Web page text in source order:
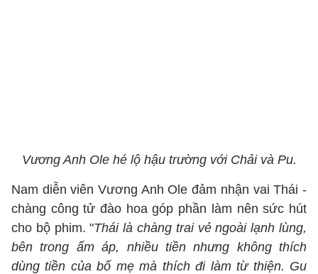
Vương Anh Ole hé lộ hậu trường với Chải và Pu.
Nam diễn viên Vương Anh Ole đảm nhận vai Thái -
chàng công tử đào hoa góp phần làm nên sức hút
cho bộ phim. "Thái là chàng trai vẻ ngoài lạnh lùng,
bên trong ấm áp, nhiều tiền nhưng không thích
dùng tiền của bố mẹ mà thích đi làm từ thiện. Gu